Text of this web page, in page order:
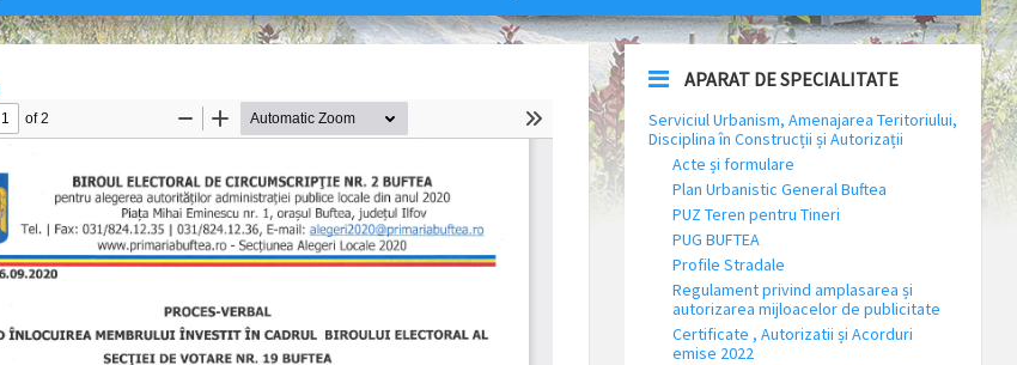
APARAT DE SPECIALITATE
Serviciul Urbanism, Amenajarea Teritoriului,
Disciplina în Construcții și Autorizații
Acte și formulare
Plan Urbanistic General Buftea
PUZ Teren pentru Tineri
PUG BUFTEA
Profile Stradale
Regulament privind amplasarea și
autorizarea mijloacelor de publicitate
Certificate , Autorizatii și Acorduri
emise 2022